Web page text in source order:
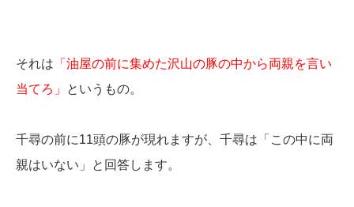
それは 「油屋の前に集めた沢山の豚の中から両親を言い
当てろ」
というもの。
千尋の前に11頭の豚が現れますが、千尋は「この中に両
親はいない」と回答します。